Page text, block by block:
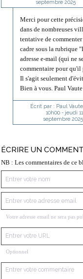
septembre 2025
Merci pour cette
dans de nombreuses
tentative de
cadre sous la rubrique
adresse e-mail (qui ne
commentaire pour qu'il
Il s'agit seulement
Bien à vous. Paul Vaute
Écrit par : Paul Vaute
10h00- jeudi 11
septembre 2025
ÉCRIRE UN
NB : Les commentaires de ce
Votre adresse email ne sera pas
Optionnel